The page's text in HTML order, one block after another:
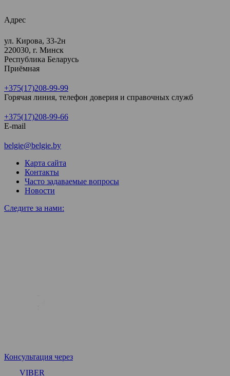
Адрес
ул. Кирова, 33-2н
220030, г. Минск
Республика Беларусь
Приёмная
+375(17)208-99-99
Горячая линия, телефон доверия и справочных служб
+375(17)208-99-66
E-mail
belgie@belgie.by
Карта сайта
Контакты
Часто задаваемые вопросы
Новости
Следите за нами:
Консультация через
VIBER